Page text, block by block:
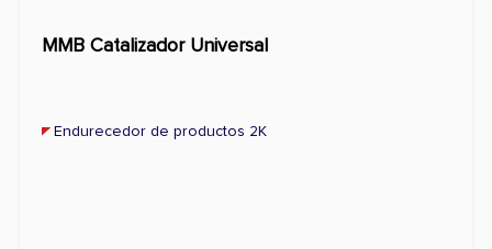
MMB Catalizador Universal
Endurecedor de productos 2K